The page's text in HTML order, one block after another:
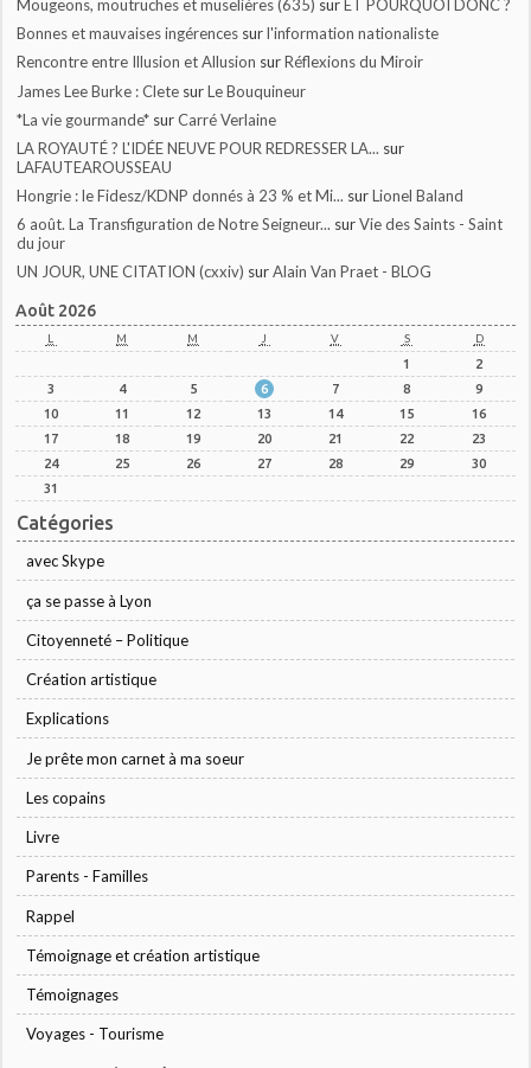
Mougeons, moutruches et muselières (635) surET POURQUOI DONC ?
Bonnes et mauvaises ingérences surl'information nationaliste
Rencontre entre Illusion et Allusion surRéflexions du Miroir
James Lee Burke : Clete surLe Bouquineur
*La vie gourmande* surCarré Verlaine
LA ROYAUTÉ ? L'IDÉE NEUVE POUR REDRESSER LA... sur
LAFAUTEAROUSSEAU
Hongrie : le Fidesz/KDNP donnés à 23 % et Mi... surLionel Baland
6 août. La Transfiguration de Notre Seigneur... surVie des Saints - Saint
du jour
UN JOUR, UNE CITATION (cxxiv) surAlain Van Praet - BLOG
Août 2026
L M M J V S D
1
2
3
4 5 6 7 8
9
10
11 12 13 14 15
16
17
18 19 20 21 22
23
24
25 26 27 28 29
30
31
Catégories
avec Skype
ça se passe à Lyon
Citoyenneté – Politique
Création artistique
Explications
Je prête mon carnet à ma soeur
Les copains
Livre
Parents - Familles
Rappel
Témoignage et création artistique
Témoignages
Voyages - Tourisme